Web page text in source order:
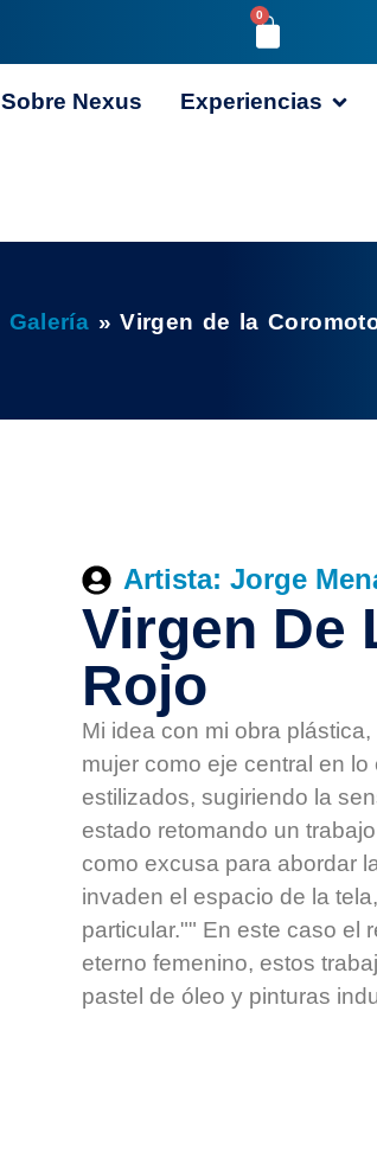
0
Sobre Nexus Experiencias
Galería »Virgen de la
Artista: Jorge
Virgen De
Rojo
Mi idea con mi obra
mujer como eje central en
estilizados, sugiriendo la
estado retomando un
como excusa para abordar
invaden el espacio de la
particular."" En este caso el
eterno femenino, estos
pastel de óleo y pinturas